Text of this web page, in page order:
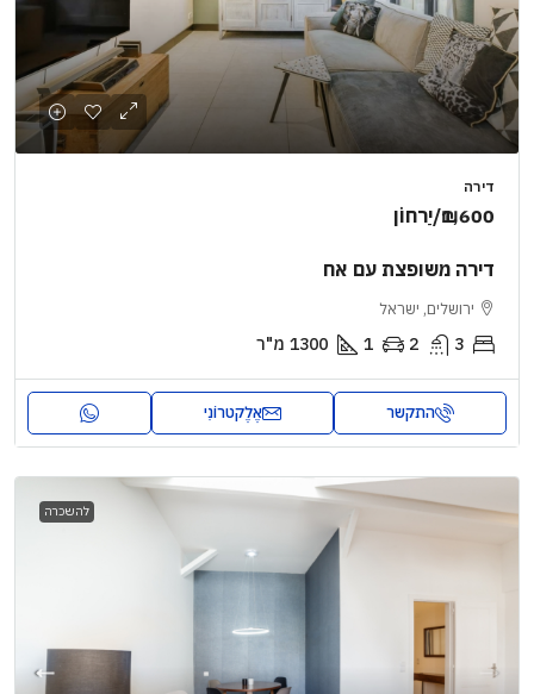
דירה
₪1,600/יַרחוֹן
דירה משופצת עם אח
ירושלים, ישראל
3
2
1
1300 מ"ר
התקשר אֶלֶקטרוֹנִי
להשכרה